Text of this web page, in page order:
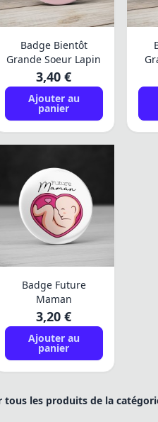
Badge Bientôt
Grande Soeur Lapin
3,40 €
Ajouter au
panier
Badge Future
Maman
3,20 €
Ajouter au
panier
tous les produits de la